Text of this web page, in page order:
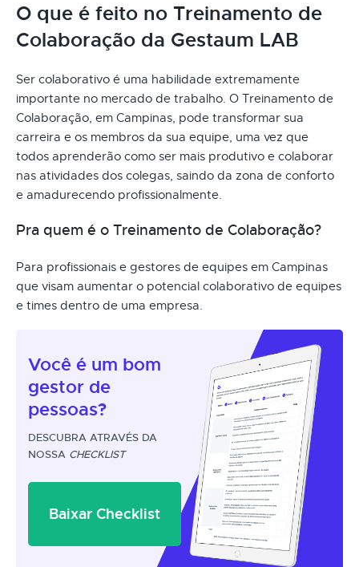
O que é feito no Treinamento de
Colaboração da Gestaum LAB
Ser colaborativo é uma habilidade extremamente
importante no mercado de trabalho. O Treinamento de
Colaboração, em Campinas, pode transformar sua
carreira e os membros da sua equipe, uma vez que
todos aprenderão como ser mais produtivo e colaborar
nas atividades dos colegas, saindo da zona de conforto
e amadurecendo profissionalmente.
Pra quem é o Treinamento de Colaboração?
Para profissionais e gestores de equipes em Campinas
que visam aumentar o potencial colaborativo de equipes
e times dentro de uma empresa.
Você é um bom
gestor de
pessoas?
DESCUBRA ATRAVÉS DA
NOSSA CHECKLIST
Baixar Checklist